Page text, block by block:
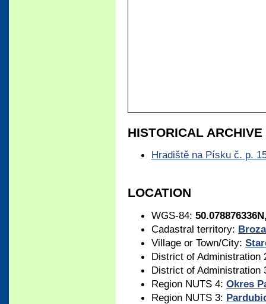
HISTORICAL
Hradiště na Písku č. p.
LOCATION
WGS-84:
Cadastral territory:
Village or Town/City:
District of Administration
District of Administration
Region NUTS 4: Okres
Region NUTS 3: